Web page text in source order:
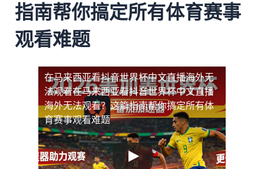
指南帮你搞定所有体育赛事
观看难题
在马来西亚看抖音世界杯中文直播海外无
法观看在马来西亚看抖音世界杯中文直播
海外无法观看？这篇指南帮你搞定所有体
育赛事观看难题